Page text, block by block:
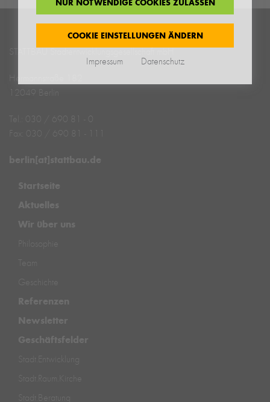
Hermannstraße 182
12049 Berlin
Tel.: 030 / 690 81 - 0
Fax: 030 / 690 81 - 111
berlin[at]stattbau.de
Startseite
Aktuelles
Wir über uns
Philosophie
Team
Geschichte
Referenzen
Newsletter
Geschäftsfelder
Stadt.Entwicklung
Stadt.Raum.Kirche
Stadt.Beratung
COOKIE EINSTELLUNGEN ÄNDERN
Impressum Datenschutz